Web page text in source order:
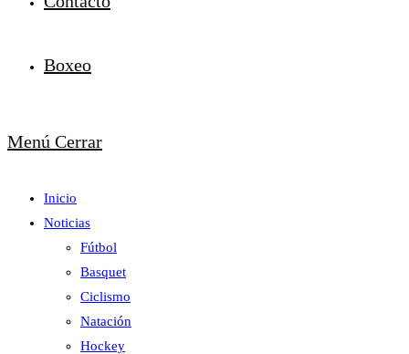
Boxeo
Menú Cerrar
Inicio
Noticias
Fútbol
Basquet
Ciclismo
Natación
Hockey